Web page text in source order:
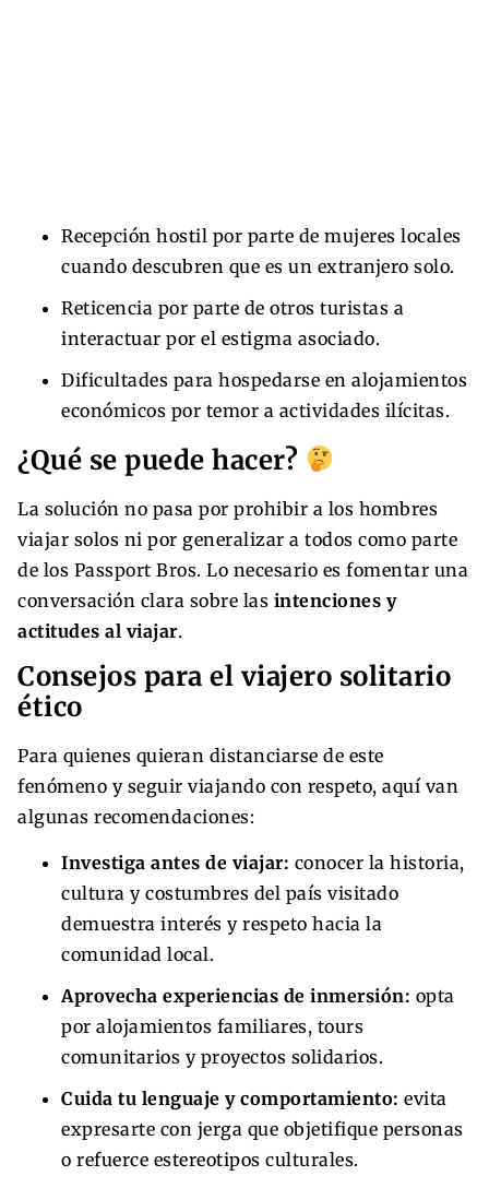
Recepción hostil por parte de mujeres locales
cuando descubren que es un extranjero solo.
Reticencia por parte de otros turistas a
interactuar por el estigma asociado.
Dificultades para hospedarse en alojamientos
económicos por temor a actividades ilícitas.
¿Qué se puede hacer?
La solución no pasa por prohibir a los hombres
viajar solos ni por generalizar a todos como parte
de los Passport Bros. Lo necesario es fomentar una
conversación clara sobre las intenciones y
actitudes al viajar.
Consejos para el viajero solitario
ético
Para quienes quieran distanciarse de este
fenómeno y seguir viajando con respeto, aquí van
algunas recomendaciones:
Investiga antes de viajar: conocer la historia,
cultura y costumbres del país visitado
demuestra interés y respeto hacia la
comunidad local.
Aprovecha experiencias de inmersión: opta
por alojamientos familiares, tours
comunitarios y proyectos solidarios.
Cuida tu lenguaje y comportamiento: evita
expresarte con jerga que objetifique personas
o refuerce estereotipos culturales.